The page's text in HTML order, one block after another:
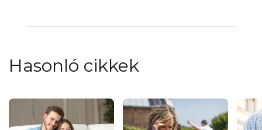
Hasonló cikkek